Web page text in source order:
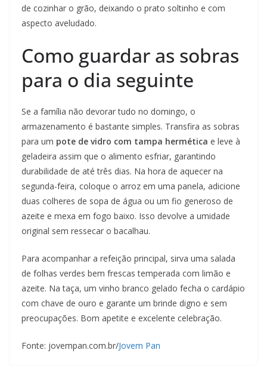
de cozinhar o grão, deixando o prato soltinho e com
aspecto aveludado.
Como guardar as sobras
para o dia seguinte
Se a família não devorar tudo no domingo, o
armazenamento é bastante simples. Transfira as sobras
para um pote de vidro com tampa hermética e leve à
geladeira assim que o alimento esfriar, garantindo
durabilidade de até três dias. Na hora de aquecer na
segunda-feira, coloque o arroz em uma panela, adicione
duas colheres de sopa de água ou um fio generoso de
azeite e mexa em fogo baixo. Isso devolve a umidade
original sem ressecar o bacalhau.
Para acompanhar a refeição principal, sirva uma salada
de folhas verdes bem frescas temperada com limão e
azeite. Na taça, um vinho branco gelado fecha o cardápio
com chave de ouro e garante um brinde digno e sem
preocupações. Bom apetite e excelente celebração.
Fonte: jovempan.com.br/Jovem Pan